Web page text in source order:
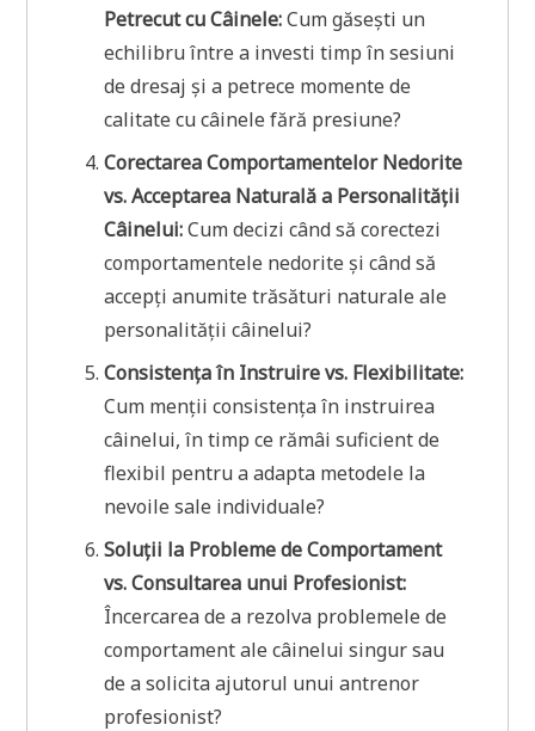
Petrecut cu Câinele:Cum găsești un
echilibru între a investi timp în sesiuni
de dresaj și a petrece momente de
calitate cu câinele fără presiune?
Corectarea Comportamentelor Nedorite
vs. Acceptarea Naturală a Personalității
Câinelui:Cum decizi când să corectezi
comportamentele nedorite și când să
accepți anumite trăsături naturale ale
personalității câinelui?
Consistența în Instruire vs. Flexibilitate:
Cum menții consistența în instruirea
câinelui, în timp ce rămâi suficient de
flexibil pentru a adapta metodele la
nevoile sale individuale?
Soluții la Probleme de Comportament
vs. Consultarea unui Profesionist:
Încercarea de a rezolva problemele de
comportament ale câinelui singur sau
de a solicita ajutorul unui antrenor
profesionist?